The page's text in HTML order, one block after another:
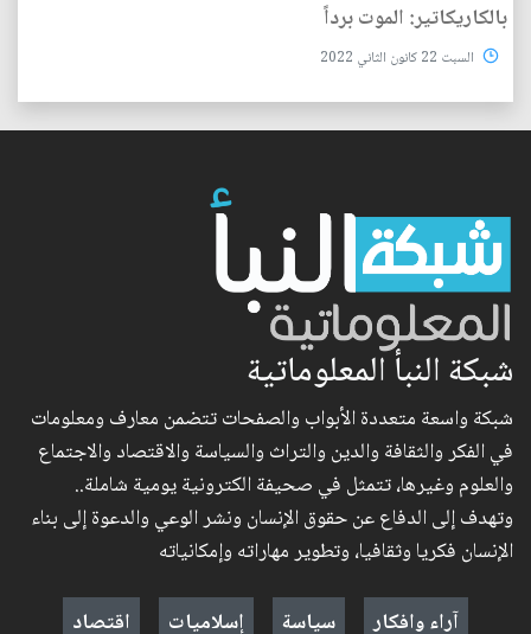
بالكاريكاتير: الموت برداً
السبت 22 كانون الثاني 2022
شبكة النبأ المعلوماتية
شبكة واسعة متعددة الأبواب والصفحات تتضمن معارف ومعلومات
في الفكر والثقافة والدين والتراث والسياسة والاقتصاد والاجتماع
والعلوم وغيرها، تتمثل في صحيفة الكترونية يومية شاملة..
وتهدف إلى الدفاع عن حقوق الإنسان ونشر الوعي والدعوة إلى بناء
الإنسان فكريا وثقافيا، وتطوير مهاراته وإمكانياته
آراء وافكار
سياسة إسلاميات اقتصاد